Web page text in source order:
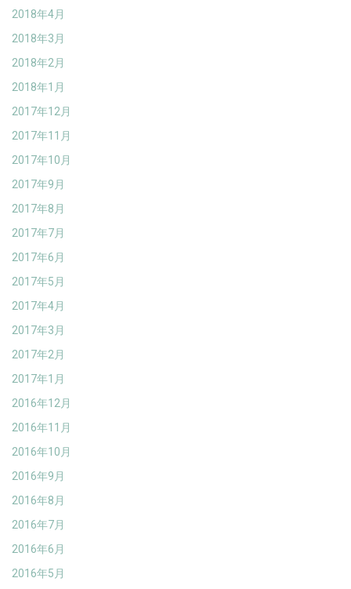
2018年4月
2018年3月
2018年2月
2018年1月
2017年12月
2017年11月
2017年10月
2017年9月
2017年8月
2017年7月
2017年6月
2017年5月
2017年4月
2017年3月
2017年2月
2017年1月
2016年12月
2016年11月
2016年10月
2016年9月
2016年8月
2016年7月
2016年6月
2016年5月